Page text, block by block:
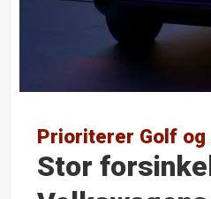
Prioriterer Golf og
Stor